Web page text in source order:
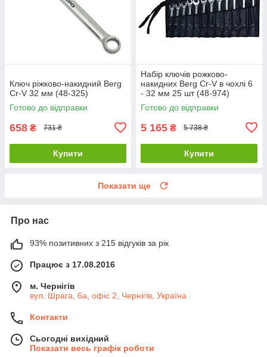
Ключ ріжково-накидний Berg
Cr-V 32 мм (48-325)
Готово до відправки
658 ₴ 731 ₴
Купити
Набір ключів рожково-
накидних Berg Cr-V в чохлі 6
- 32 мм 25 шт (48-974)
Готово до відправки
5 165 ₴ 5 738 ₴
Купити
Показати ще
Про нас
93% позитивних з 215 відгуків за рік
Працює з 17.08.2016
м. Чернігів
вул. Шрага, 6а, офіс 2, Чернігів, Україна
Контакти
Сьогодні вихідний
Показати весь графік роботи